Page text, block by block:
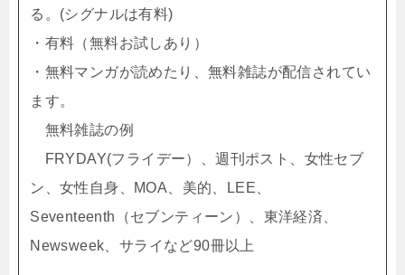
る。(シグナルは有料)
・有料（無料お試しあり）
・無料マンガが読めたり、無料雑誌が配信されてい
ます。
無料雑誌の例
FRYDAY(フライデー）、週刊ポスト、女性セブ
ン、女性自身、MOA、美的、LEE、
Seventeenth（セブンティーン）、東洋経済、
Newsweek、サライなど90冊以上